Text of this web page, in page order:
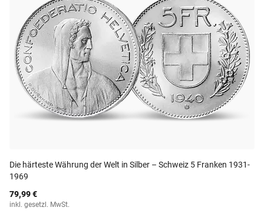
Die härteste Währung der Welt in Silber – Schweiz 5 Franken 1931-
1969
79,99 €
inkl. gesetzl. MwSt.